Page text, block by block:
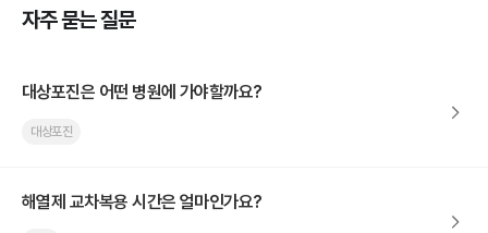
자주 묻는 질문
대상포진은 어떤 병원에 가야할까요?
대상포진
해열제 교차복용 시간은 얼마인가요?